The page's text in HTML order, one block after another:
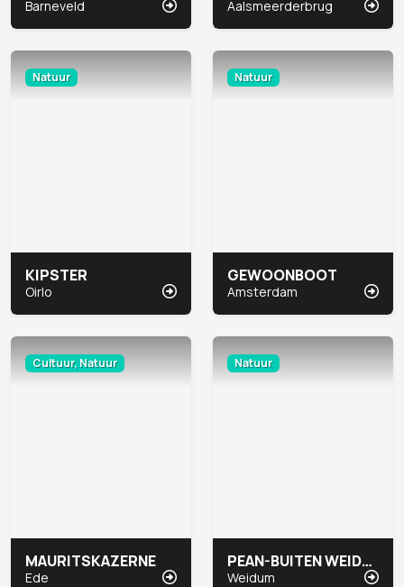
Barneveld Aalsmeerderbrug
Natuur
KIPSTER
Oirlo
Natuur
GEWOONBOOT
Amsterdam
Cultuur, Natuur
MAURITSKAZERNE
Ede
Natuur
PEAN-BUITEN WEIDUM
Weidum